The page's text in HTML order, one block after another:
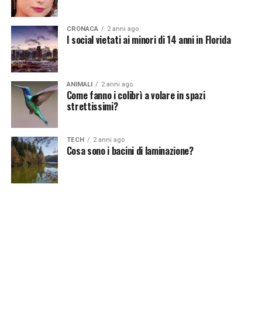
CRONACA 2 anni ago
I social vietati ai minori di 14 anni in Florida
ANIMALI 2 anni ago
Come fanno i colibrì a volare in spazi
strettissimi?
TECH 2 anni ago
Cosa sono i bacini di laminazione?